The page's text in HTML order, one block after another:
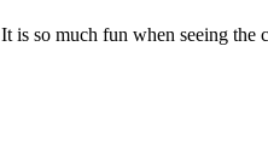
is so much fun when seeing the